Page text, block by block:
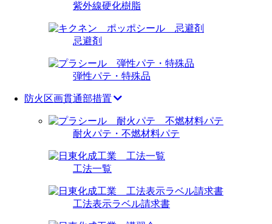
紫外線硬化樹脂
忌避剤
弾性パテ・特殊品
防火区画貫通部措置
耐火パテ・不燃材料パテ
工法一覧
工法表示ラベル請求書